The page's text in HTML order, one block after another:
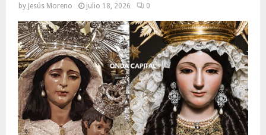
by Jesús Moreno julio 18, 2026 0